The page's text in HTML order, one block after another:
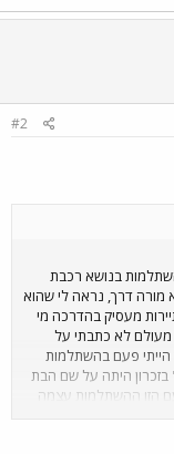
#2
בנושא רכבת
מורה דרך, נראה לי שהוא
מעסיק בהדרכה מי
מעולם לא כתבתי על
פעם בהשתלמות
היתה על שם הבת
הזו ההשתלמות עצמה
שרשמו את דבריו
בחוסר אחריות,